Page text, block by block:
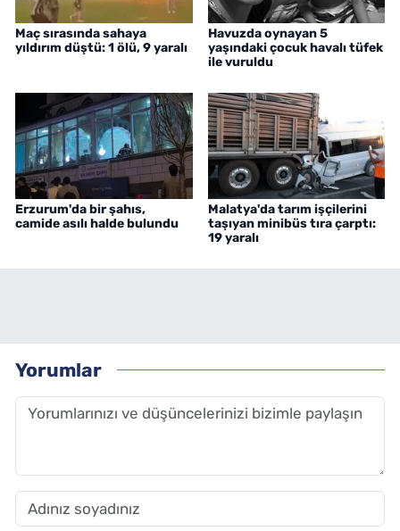
Maç sırasında sahaya
yıldırım düştü: 1 ölü, 9 yaralı
Havuzda oynayan 5
yaşındaki çocuk havalı tüfek
ile vuruldu
Erzurum'da bir şahıs,
camide asılı halde bulundu
Malatya'da tarım işçilerini
taşıyan minibüs tıra çarptı:
19 yaralı
Yorumlar